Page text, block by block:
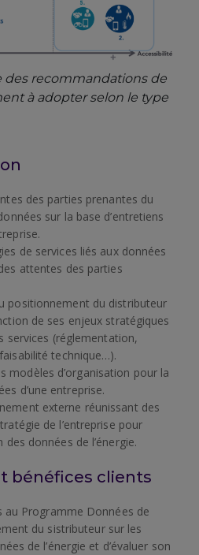
recommandations de
à adopter selon le type
des parties prenantes du
sur la base d’entretiens
de services liés aux données
attentes des parties
positionnement du distributeur
de ses enjeux stratégiques
services (réglementation,
technique…).
modèles d’organisation pour la
d’une entreprise.
externe réunissant des
de l’entreprise pour
des données de l’énergie.
bénéfices clients
au Programme Données de
du sistributeur sur les
de l’énergie et d’évaluer son